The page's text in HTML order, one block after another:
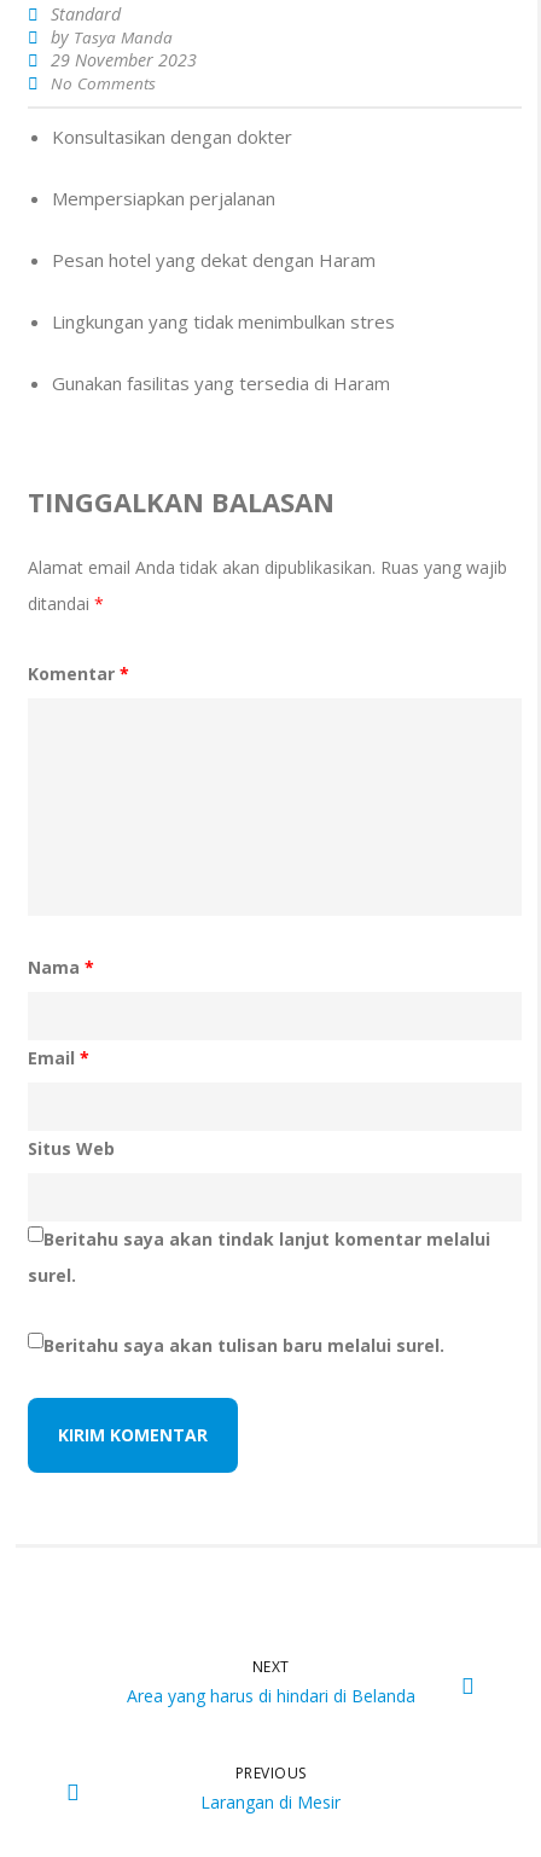
Standard
by Tasya Manda
29 November 2023
No Comments
Konsultasikan dengan dokter
Mempersiapkan perjalanan
Pesan hotel yang dekat dengan Haram
Lingkungan yang tidak menimbulkan stres
Gunakan fasilitas yang tersedia di Haram
TINGGALKAN BALASAN
Alamat email Anda tidak akan dipublikasikan. Ruas yang wajib
ditandai*
Komentar*
Nama*
Email*
Situs Web
Beritahu saya akan tindak lanjut komentar melalui
surel.
Beritahu saya akan tulisan baru melalui surel.
NEXT
Area yang harus di hindari di Belanda
PREVIOUS
Larangan di Mesir